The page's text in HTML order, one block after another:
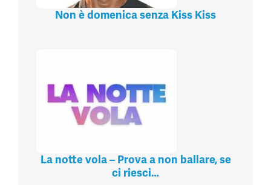
Non è domenica senza Kiss Kiss
La notte vola – Prova a non ballare, se
ci riesci…